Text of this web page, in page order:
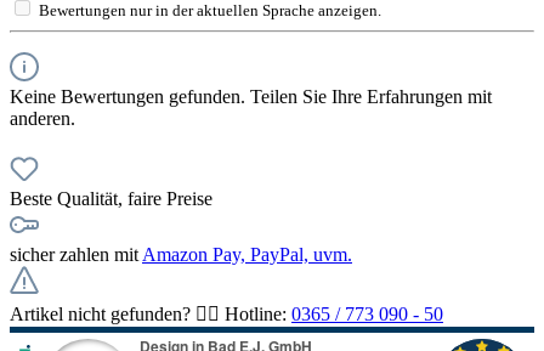
Bewertungen nur in der aktuellen Sprache anzeigen.
Keine Bewertungen gefunden. Teilen Sie Ihre Erfahrungen mit
anderen.
Beste Qualität, faire Preise
sicher zahlen mit Amazon Pay, PayPal, uvm.
Artikel nicht gefunden? 👉🏻 Hotline: 0365 / 773 090 - 50